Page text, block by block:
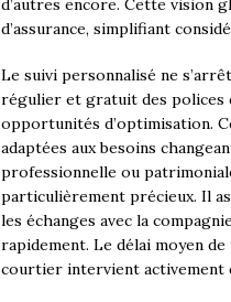
d’autres encore. Cette vision
d’assurance, simplifiant
Le suivi personnalisé ne
régulier et gratuit des polices
opportunités d’optimisation.
adaptées aux besoins
professionnelle ou
particulièrement précieux. Il
les échanges avec la
rapidement. Le délai moyen
courtier intervient activement